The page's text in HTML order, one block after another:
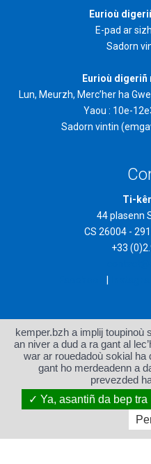
Eurioù
E-pad ar
Sadorn
Eurioù digeriñ
Lun, Meurzh, Merc’her ha
Yaou : 10e-
Sadorn vintin
Ti-
44 plasenn
CS 26004 -
+33
Degemer
Steuñvenn al lec’hienn
kemper.bzh a implij toupinoù
an niver a dud a ra gant al
war ar rouedadoù sokial ha
gant ho merdeadenn a
prevezded
Ya, asantiñ da bep tra